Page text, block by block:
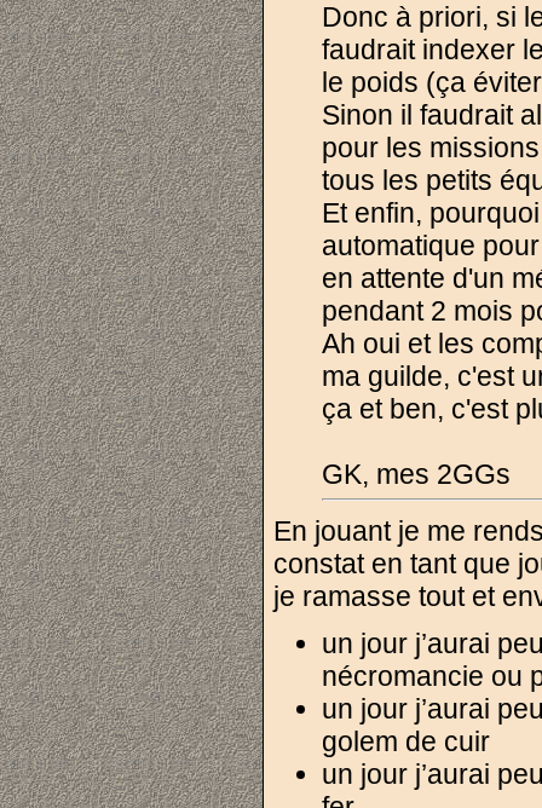
Donc à priori, si
faudrait indexer
le poids (ça
Sinon il faudrait
pour les
tous les petits
Et enfin,
automatique
en attente d'un
pendant 2 mois
Ah oui et les
ma guilde, c'est
ça et ben, c'est
GK, mes 2GGs
En jouant je me
constat en tant que
je ramasse tout et
un jour j’aurai
nécromancie ou
un jour j’aurai
golem de cuir
un jour j’aurai